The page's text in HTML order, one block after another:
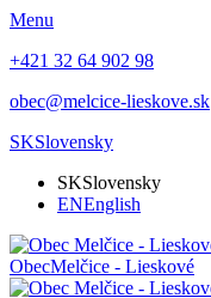
Menu
+421 32 64 902 98
obec@melcice-lieskove.sk
SKSlovensky
SKSlovensky
ENEnglish
ObecMelčice - Lieskové